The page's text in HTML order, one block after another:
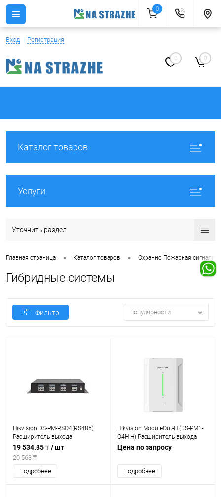
Вход Регистрация
0 0
Каталог товаров
Услуги
Уточнить раздел
Главная страница • Каталог товаров • Охранно-Пожарная
Гибридные системы
Фильтр популярности
Hikvision DS-PM-RSO4(RS485)
Расширитель выхода
19 534.85 ₸/ шт
20 563 ₸
Подробнее
Hikvision ModuleOut-H (DS-PM1-
O4H-H) Расширитель выхода
Цена по запросу
Подробнее
0